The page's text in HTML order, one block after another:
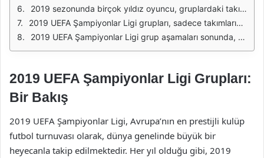
2019 sezonunda birçok yıldız oyuncu, gruplardaki takımlarıyla sahne aldı. Bu oyuncular, sadece kendi takımlarının başarısı için değil, aynı zamanda kişisel kariyerleri için de önemli bir fırsat yakalamış oldu. Her bir oyuncu, kendi yeteneklerini sergileyerek, takımına katkıda bulunmak ve gruptan çıkmak için büyük bir çaba gösterdi. Bu durum, futbolseverlerin ilgisini çeken bireysel mücadeleler yarattı.
2019 UEFA Şampiyonlar Ligi grupları, sadece takımların değil, oyuncuların ve taraftarların da unutulmaz anılar biriktirdiği bir süreçti. Her grup, kendi hikayesini yazarken, futbolun birleştirici gücünü bir kez daha gözler önüne serdi. Bu sezon, Avrupa futbolunun ne kadar rekabetçi ve heyecan dolu olduğunu bir kez daha kanıtladı.
2019 UEFA Şampiyonlar Ligi grup aşamaları sonunda, takımların gösterdikleri performans ve elde ettikleri sonuçlar, tarih boyunca hatırlanacak birçok anı biriktirdi. Bu anılar, futbolun evrenselliğinin ve tutkunun birer sembolü olarak kalmaya devam edecek.
2019 UEFA Şampiyonlar Ligi Grupları:
Bir Bakış
2019 UEFA Şampiyonlar Ligi, Avrupa’nın en prestijli kulüp
futbol turnuvası olarak, dünya genelinde büyük bir
heyecanla takip edilmektedir. Her yıl olduğu gibi, 2019